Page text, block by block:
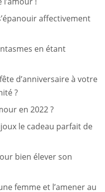
affectivement
en étant
d’anniversaire à votre
?
en 2022 ?
le cadeau parfait de
bien élever son
femme et l’amener au